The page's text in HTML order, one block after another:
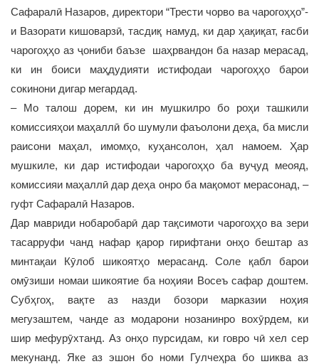
Сафаралӣ Назаров, директори “Трести чорво ва чарогоҳҳо”-
и Вазорати кишоварзӣ, тасдиқ намуд, ки дар ҳақиқат, ғасби
чарогоҳҳо аз ҷониби баъзе шаҳрвандон ба назар мерасад,
ки ин боиси маҳдудияти истифодаи чарогоҳҳо барои
сокинони дигар мегардад.
– Мо талош дорем, ки ин мушкилро бо роҳи ташкили
комиссияҳои маҳаллӣ бо шумули фаъолони деҳа, ба мисли
раисони маҳал, имомҳо, куҳансолон, ҳал намоем. Ҳар
мушкиле, ки дар истифодаи чарогоҳҳо ба вуҷуд меояд,
комиссияи маҳаллӣ дар деҳа онро ба мақомот мерасонад, –
гуфт Сафаралӣ Назаров.
Дар мавриди нобаробарӣ дар тақсимоти чарогоҳҳо ва зери
тасарруфи чанд нафар қарор гирифтани онҳо бештар аз
минтақаи Кӯлоб шикоятҳо мерасанд. Соле қабл барои
омӯзиши номаи шикоятие ба ноҳияи Восеъ сафар доштем.
Субҳгоҳ, вақте аз назди бозори марказии ноҳия
мегузаштем, чанде аз модарони нозанинро вохӯрдем, ки
шир мефурӯхтанд. Аз онҳо пурсидам, ки говро чӣ хел сер
мекунанд. Яке аз эшон бо номи Гулчеҳра бо шиква аз